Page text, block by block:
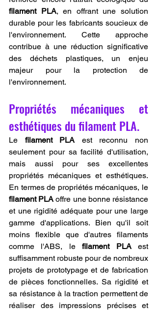
filament PLA, en offrant une solution
durable pour les fabricants soucieux de
l'environnement. Cette approche
contribue à une réduction significative
des déchets plastiques, un enjeu
majeur pour la protection de
l'environnement.
Propriétés mécaniques et
esthétiques du filament PLA.
Le filament PLA est reconnu non
seulement pour sa facilité d'utilisation,
mais aussi pour ses excellentes
propriétés mécaniques et esthétiques.
filament PLA offre une bonne résistance
et une rigidité adéquate pour une large
gamme d'applications. Bien qu'il soit
moins flexible que d'autres filaments
comme l'ABS, le filament PLA est
suffisamment robuste pour de nombreux
projets de prototypage et de fabrication
de pièces fonctionnelles. Sa rigidité et
sa résistance à la traction permettent de
réaliser des impressions précises et